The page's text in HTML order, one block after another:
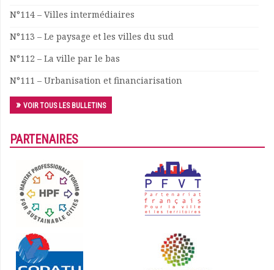
N°114 – Villes intermédiaires
N°113 – Le paysage et les villes du sud
N°112 – La ville par le bas
N°111 – Urbanisation et financiarisation
VOIR TOUS LES BULLETINS
PARTENAIRES